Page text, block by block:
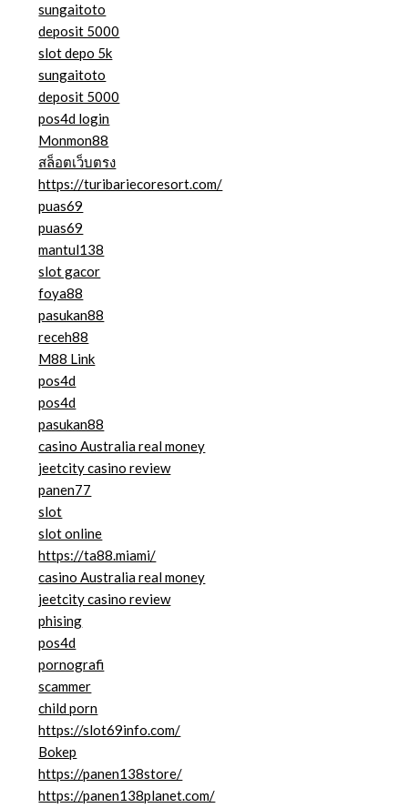
sungaitoto
deposit 5000
slot depo 5k
sungaitoto
deposit 5000
pos4d login
Monmon88
สล็อตเว็บตรง
https://turibariecoresort.com/
puas69
puas69
mantul138
slot gacor
foya88
pasukan88
receh88
M88 Link
pos4d
pos4d
pasukan88
casino Australia real money
jeetcity casino review
panen77
slot
slot online
https://ta88.miami/
casino Australia real money
jeetcity casino review
phising
pos4d
pornografi
scammer
child porn
https://slot69info.com/
Bokep
https://panen138store/
https://panen138planet.com/